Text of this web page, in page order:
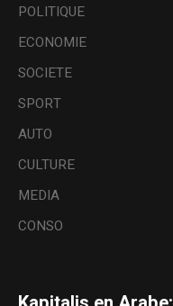
POLITIQUE
ECONOMIE
SOCIETE
SPORT
AUTO
CULTURE
MEDIA
CONSO